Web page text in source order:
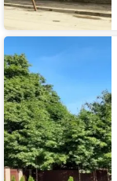
Отель
ОГОГО